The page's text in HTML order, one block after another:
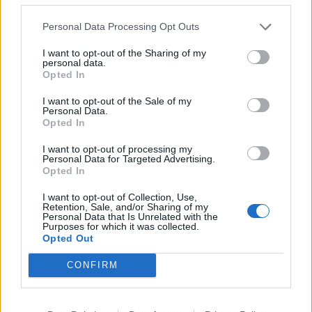
Personal Data Processing Opt Outs
I want to opt-out of the Sharing of my
personal data.
Opted In
I want to opt-out of the Sale of my
Personal Data.
Opted In
I want to opt-out of processing my
Personal Data for Targeted Advertising.
Opted In
I want to opt-out of Collection, Use,
Retention, Sale, and/or Sharing of my
Personal Data that Is Unrelated with the
Purposes for which it was collected.
Opted Out
CONFIRM
Deseu el meu nom, el correu electrònic i el lloc web en
Captcha 9 + 3 = ?